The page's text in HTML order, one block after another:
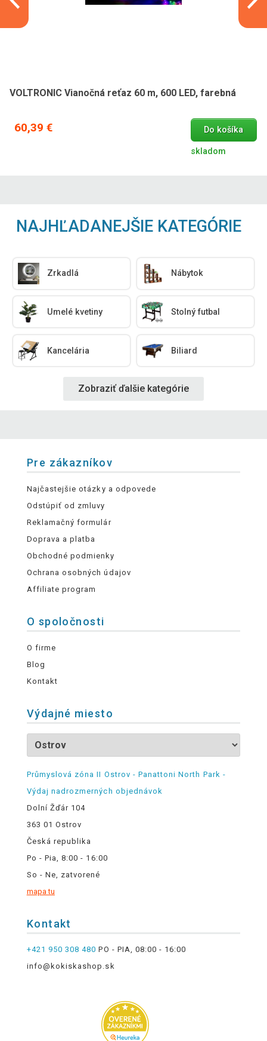
VOLTRONIC Vianočná reťaz 60 m, 600 LED, farebná
60,39 € Do košíka
skladom
NAJHĽADANEJŠIE KATEGÓRIE
Zrkadlá Nábytok
Umelé kvetiny Stolný futbal
Kancelária Biliard
Zobraziť ďalšie kategórie
Pre zákazníkov
Najčastejšie otázky a odpovede
Odstúpiť od zmluvy
Reklamačný formulár
Doprava a platba
Obchodné podmienky
Ochrana osobných údajov
Affiliate program
O spoločnosti
O firme
Blog
Kontakt
Výdajné miesto
Průmyslová zóna II Ostrov - Panattoni North Park -
Výdaj nadrozmerných objednávok
Dolní Žďár 104
363 01 Ostrov
Česká republika
Po - Pia, 8:00 - 16:00
So - Ne, zatvorené
mapa tu
Kontakt
+421 950 308 480 PO - PIA, 08:00 - 16:00
info@kokiskashop.sk